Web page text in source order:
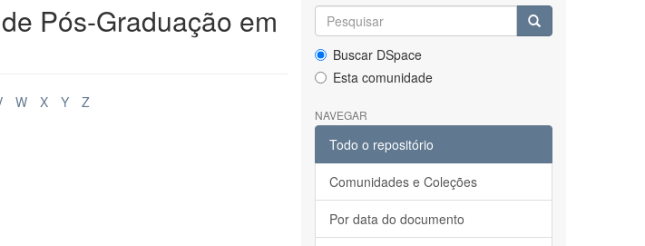
Pós-Graduação em
W X Y Z
Buscar DSpace
Esta comunidade
NAVEGAR
Todo o repositório
Comunidades e Coleções
Por data do documento